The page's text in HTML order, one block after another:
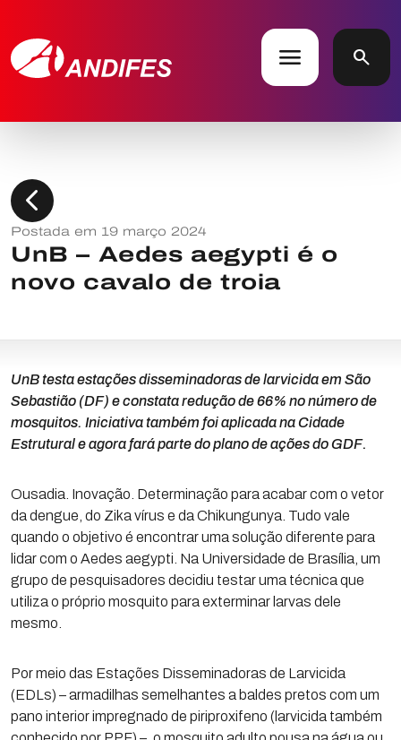
menu search
chevron_left
Postada em 19 março 2024
UnB – Aedes aegypti é o
novo cavalo de troia
UnB testa estações disseminadoras de larvicida em São
Sebastião (DF) e constata redução de 66% no número de
mosquitos. Iniciativa também foi aplicada na Cidade
Estrutural e agora fará parte do plano de ações do GDF.
Ousadia. Inovação. Determinação para acabar com o vetor
da dengue, do Zika vírus e da Chikungunya. Tudo vale
quando o objetivo é encontrar uma solução diferente para
lidar com o Aedes aegypti. Na Universidade de Brasília, um
grupo de pesquisadores decidiu testar uma técnica que
utiliza o próprio mosquito para exterminar larvas dele
mesmo.
Por meio das Estações Disseminadoras de Larvicida
(EDLs) – armadilhas semelhantes a baldes pretos com um
pano interior impregnado de piriproxifeno (larvicida também